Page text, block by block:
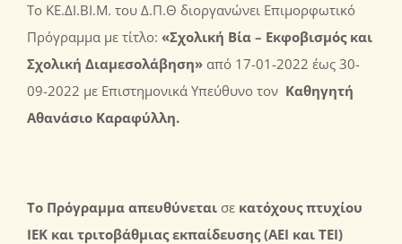
Το ΚΕ.ΔΙ.ΒΙ.Μ. του Δ.Π.Θ διοργανώνει Επιμορφωτικό
Πρόγραμμα με τίτλο: «Σχολική Βία – Εκφοβισμός και
Σχολική Διαμεσολάβηση» από 17-01-2022 έως 30-
09-2022 με Eπιστημονικά Yπεύθυνο τον Καθηγητή
Αθανάσιο Καραφύλλη.
Το Πρόγραμμα απευθύνεται σε κατόχους πτυχίου
ΙΕΚ και τριτοβάθμιας εκπαίδευσης (ΑΕΙ και ΤΕΙ)